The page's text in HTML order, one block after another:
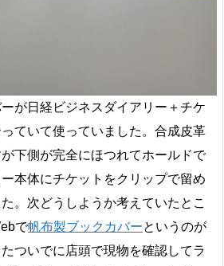
が日経ビジネスダイアリー＋チケ
ていて使っていました。合成皮革
下側が完全にほつれてホールドで
本体にチケットをクリップで留め
。次どうしようか考えていたとこ
で帆布製ブックカバーというのが
ついでに店頭で現物を確認してラ